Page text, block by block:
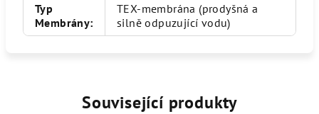
Typ
Membrány:
TEX-membrána (prodyšná a
silně odpuzující vodu)
Související produkty